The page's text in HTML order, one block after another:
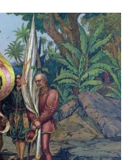
MÉXICO
URUGUAY
BÉLGICA
DINAMARCA
ESPAÑA
FRANCIA
ITALIA
PAISES BAJOS
REINO UNIDO